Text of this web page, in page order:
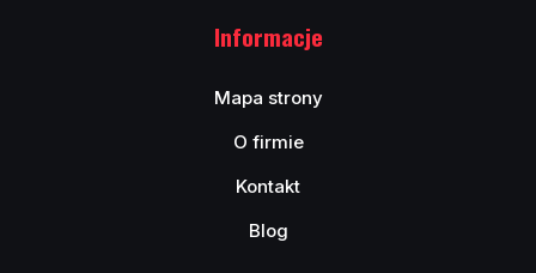
Informacje
Mapa strony
O firmie
Kontakt
Blog